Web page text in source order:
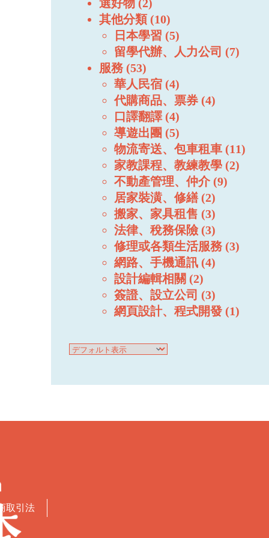
選好物
2
其他分類 10
日本學習 5
留學代辦、人力公司
7
服務 53
華人民宿 4
代購商品、票券 4
口譯翻譯 4
導遊出團
5
物流寄送、包車租車 11
家教課程、教練教學 2
不動產管理、仲介 9
居家裝潢、修繕 2
搬家、家具租售 3
法律、稅務保險 3
修理或各類生活服務 3
網路、手機通訊 4
設計編輯相關
2
簽證、設立公司
3
網頁設計、程式開發 1
取引法